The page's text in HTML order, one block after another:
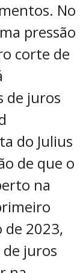
No
pressão
corte de
de juros
do Julius
de que o
na
de 2023,
juros